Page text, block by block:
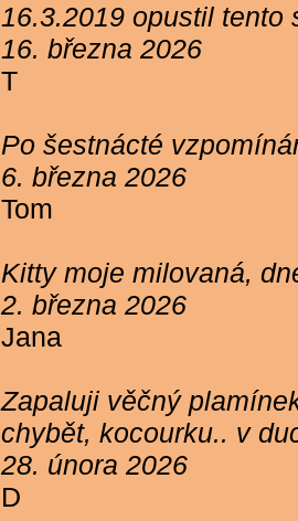
16.3.2019 opustil
16. března 2026
T
Po šestnácté
6. března 2026
Tom
Kitty moje milovaná,
2. března 2026
Jana
Zapaluji věčný
chybět, kocourku.. v
28. února 2026
D